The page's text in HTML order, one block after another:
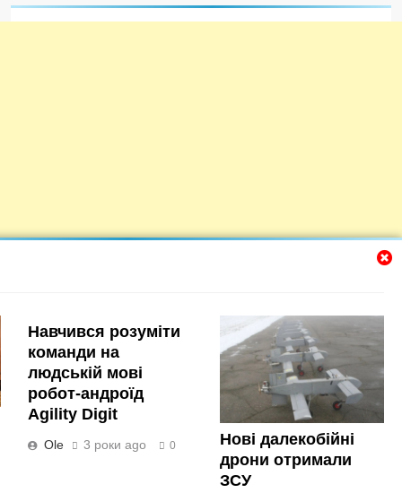
Навчився розуміти
команди на
людській мові
робот-андроїд
Agility Digit
Ole 3 роки ago 0
Нові далекобійні
дрони отримали
ЗСУ